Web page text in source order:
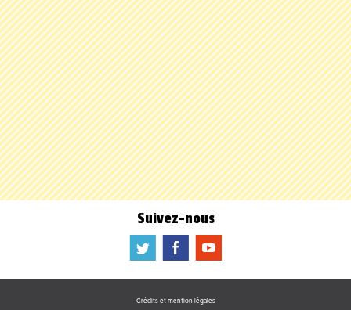
Suivez-nous
a b f
Crédits et mention légales